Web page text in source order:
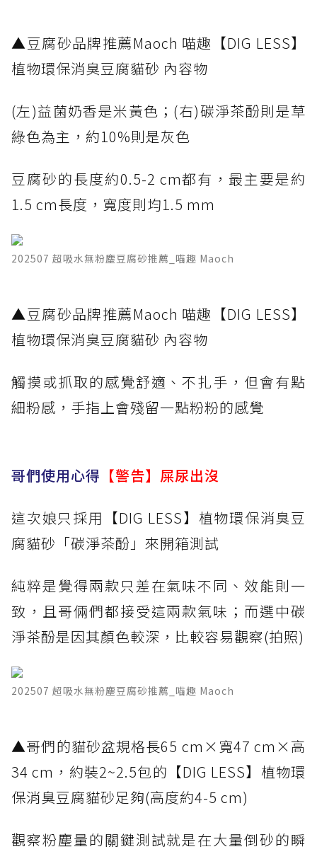
​▲豆腐砂品牌推薦Maoch 喵趣【DIG LESS】
植物環保消臭豆腐貓砂 內容物
(左)益菌奶香是米黃色；(右)碳淨茶酚則是草
綠色為主，約10%則是灰色
豆腐砂的長度約0.5-2 cm都有，最主要是約
1.5 cm長度，寬度則均1.5 mm
202507 超吸水無粉塵豆腐砂推薦_喵趣 Maoch
​▲豆腐砂品牌推薦Maoch 喵趣【DIG LESS】
植物環保消臭豆腐貓砂 內容物
觸摸或抓取的感覺舒適、不扎手，但會有點
細粉感，手指上會殘留一點粉粉的感覺
哥們使用心得 【警告】屎尿出沒
這次娘只採用【DIG LESS】植物環保消臭豆
腐貓砂「碳淨茶酚」來開箱測試
純粹是覺得兩款只差在氣味不同、效能則一
致，且哥倆們都接受這兩款氣味；而選中碳
淨茶酚是因其顏色較深，比較容易觀察(拍照)
202507 超吸水無粉塵豆腐砂推薦_喵趣 Maoch
​▲哥們的貓砂盆規格長65 cm×寬47 cm×高
34 cm，約裝2~2.5包的【DIG LESS】植物環
保消臭豆腐貓砂足夠(高度約4-5 cm)
觀察粉塵量的關鍵測試就是在大量倒砂的瞬